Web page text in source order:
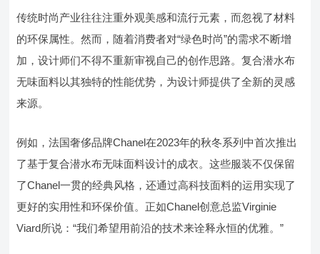
传统时尚产业往往注重外观美感和流行元素，而忽视了材料
的环保属性。然而，随着消费者对“绿色时尚”的需求不断增
加，设计师们不得不重新审视自己的创作思路。复合潜水布
无味面料以其独特的性能优势，为设计师提供了全新的灵感
来源。
例如，法国奢侈品牌Chanel在2023年的秋冬系列中首次推出
了基于复合潜水布无味面料设计的成衣。这些服装不仅保留
了Chanel一贯的经典风格，还通过高科技面料的运用实现了
更好的实用性和环保价值。正如Chanel创意总监Virginie
Viard所说：“我们希望用前沿的技术来诠释永恒的优雅。”